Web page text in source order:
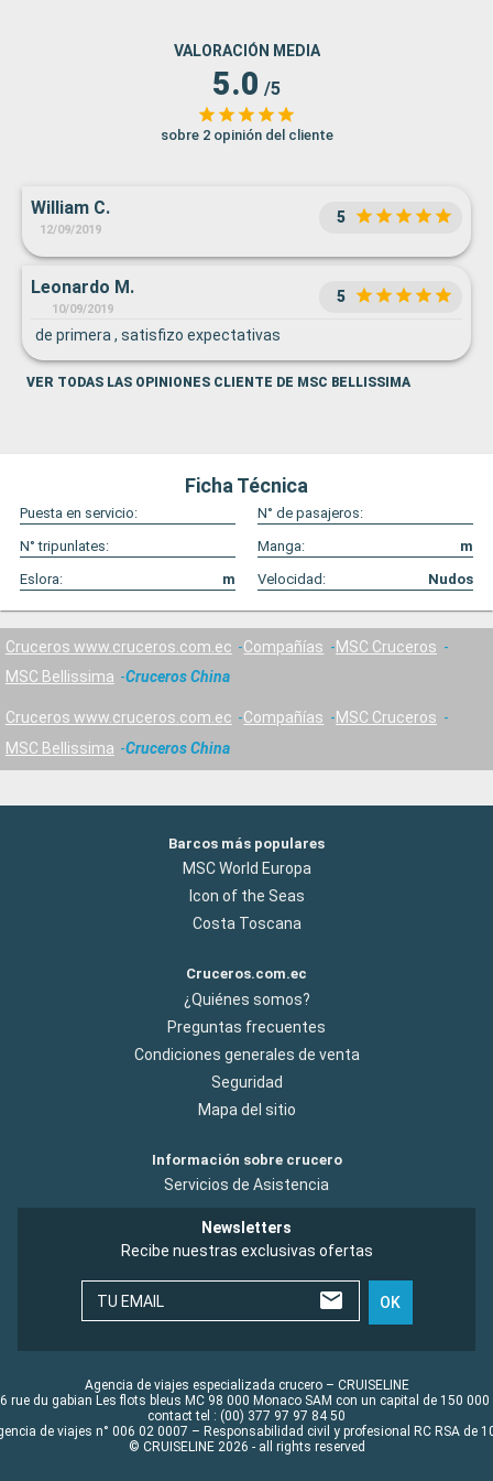
VALORACIÓN MEDIA
5.0 /5
sobre 2 opinión del cliente
William C.
12/09/2019
5
Leonardo M.
10/09/2019
5
de primera , satisfizo expectativas
VER TODAS LAS OPINIONES CLIENTE DE MSC BELLISSIMA
Ficha Técnica
Puesta en servicio:
N° de pasajeros:
N° tripunlates:
Manga:
m
Eslora:
m Velocidad: Nudos
Cruceros www.cruceros.com.ec Compañías
MSC Cruceros
MSC Bellissima
Cruceros China
Cruceros www.cruceros.com.ec Compañías
MSC Cruceros
MSC Bellissima
Cruceros China
Barcos más populares
MSC World Europa
Icon of the Seas
Costa Toscana
Cruceros.com.ec
¿Quiénes somos?
Preguntas frecuentes
Condiciones generales de venta
Seguridad
Mapa del sitio
Información sobre crucero
Servicios de Asistencia
Newsletters
Recibe nuestras exclusivas ofertas
TU EMAIL OK
Agencia de viajes especializada crucero – CRUISELINE
rue du gabian Les flots bleus MC 98 000 Monaco SAM con un capital de 150 000
contact tel : (00) 377 97 97 84 50
de viajes n° 006 02 0007 – Responsabilidad civil y profesional RC RSA de
© CRUISELINE 2026 - all rights reserved